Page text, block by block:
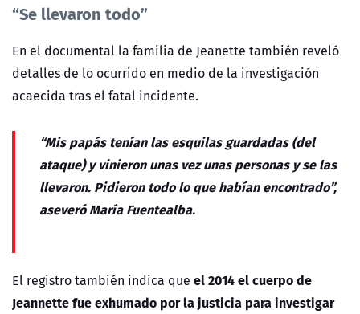
“Se llevaron todo”
En el documental la familia de Jeanette también reveló
detalles de lo ocurrido en medio de la investigación
acaecida tras el fatal incidente.
“Mis papás tenían las esquilas guardadas (del
ataque) y vinieron unas vez unas personas y se las
llevaron. Pidieron todo lo que habían encontrado”,
aseveró María Fuentealba.
El registro también indica que el 2014 el cuerpo de
Jeannette fue exhumado por la justicia para investigar